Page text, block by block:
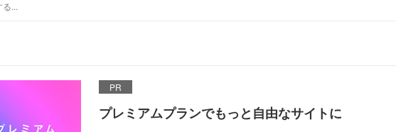
PR
プレミアムプランでもっと自由なサイトに